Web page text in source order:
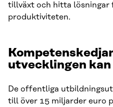
tillväxt och hitta
produktiviteten.
utvecklingen kan
De offentliga
till över 15 miljarder euro